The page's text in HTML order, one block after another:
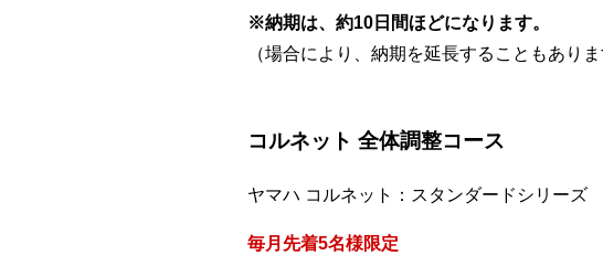
※納期は、約10日間ほどになります。
（場合により、納期を延長することもありま
コルネット 全体調整コース
ヤマハ コルネット：スタンダードシリーズ
毎月先着5名様限定